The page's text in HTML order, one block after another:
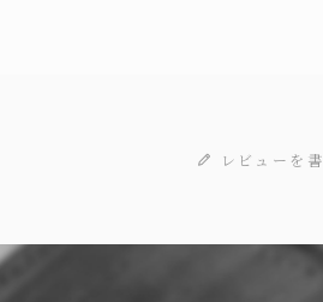
レビューを書